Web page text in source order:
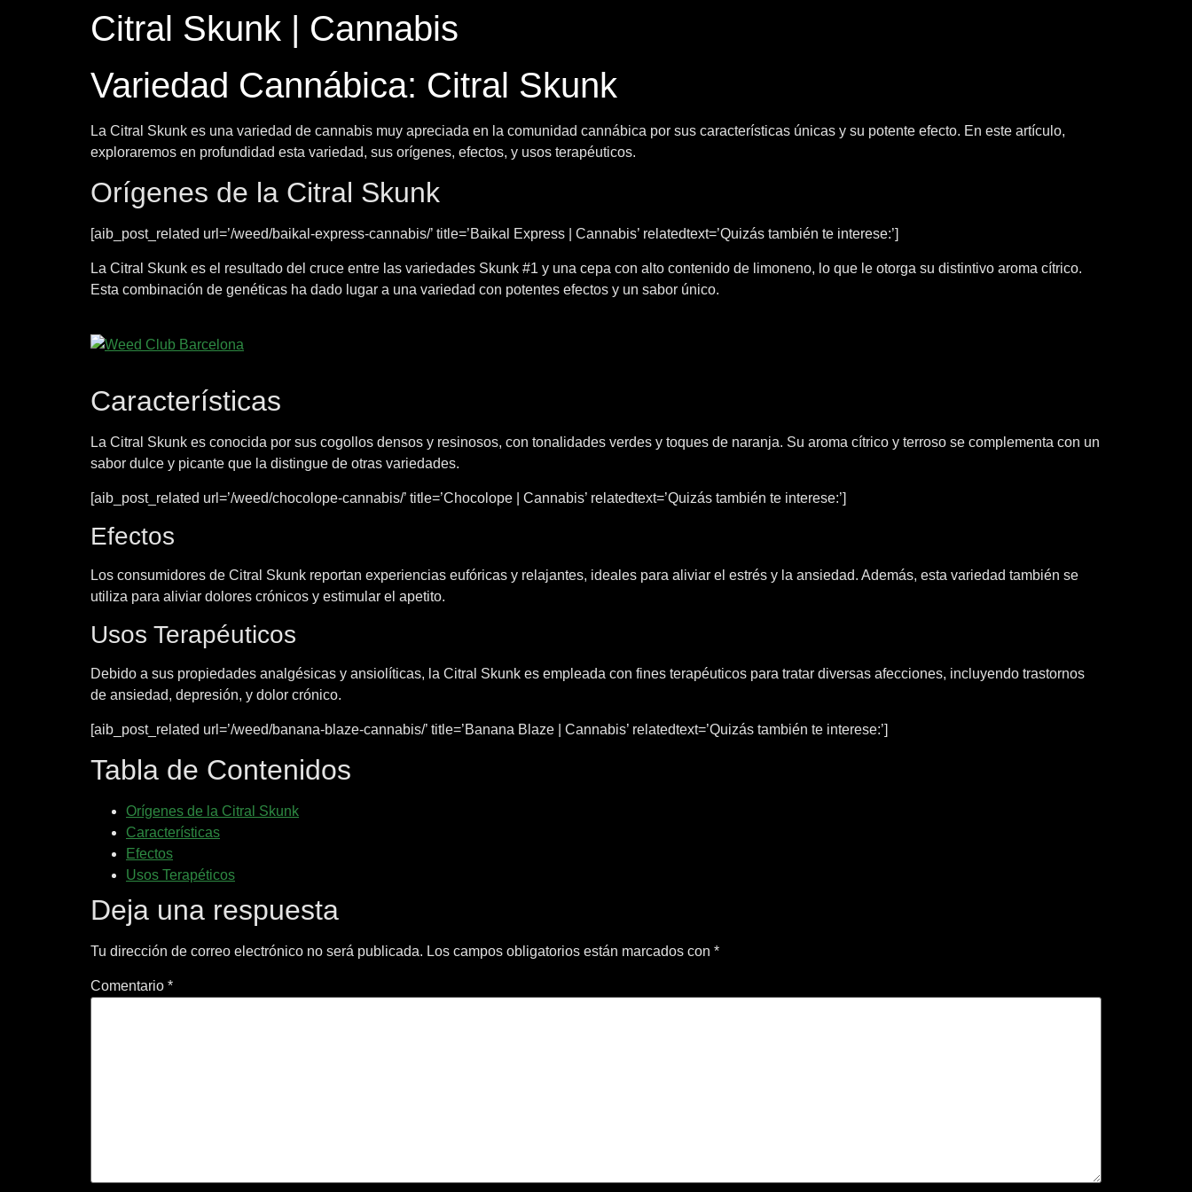
Citral Skunk | Cannabis
Variedad Cannábica: Citral Skunk
La Citral Skunk es una variedad de cannabis muy apreciada en la comunidad cannábica por sus características únicas y su potente efecto. En este artículo,
exploraremos en profundidad esta variedad, sus orígenes, efectos, y usos terapéuticos.
Orígenes de la Citral Skunk
[aib_post_related url=’/weed/baikal-express-cannabis/’ title=’Baikal Express | Cannabis’ relatedtext=’Quizás también te interese:’]
La Citral Skunk es el resultado del cruce entre las variedades Skunk #1 y una cepa con alto contenido de limoneno, lo que le otorga su distintivo aroma cítrico.
Esta combinación de genéticas ha dado lugar a una variedad con potentes efectos y un sabor único.
Características
La Citral Skunk es conocida por sus cogollos densos y resinosos, con tonalidades verdes y toques de naranja. Su aroma cítrico y terroso se complementa con un
sabor dulce y picante que la distingue de otras variedades.
[aib_post_related url=’/weed/chocolope-cannabis/’ title=’Chocolope | Cannabis’ relatedtext=’Quizás también te interese:’]
Efectos
Los consumidores de Citral Skunk reportan experiencias eufóricas y relajantes, ideales para aliviar el estrés y la ansiedad. Además, esta variedad también se
utiliza para aliviar dolores crónicos y estimular el apetito.
Usos Terapéuticos
Debido a sus propiedades analgésicas y ansiolíticas, la Citral Skunk es empleada con fines terapéuticos para tratar diversas afecciones, incluyendo trastornos
de ansiedad, depresión, y dolor crónico.
[aib_post_related url=’/weed/banana-blaze-cannabis/’ title=’Banana Blaze | Cannabis’ relatedtext=’Quizás también te interese:’]
Tabla de Contenidos
Orígenes de la Citral Skunk
Características
Efectos
Usos Terapéticos
Deja una respuesta
Tu dirección de correo electrónico no será publicada. Los campos obligatorios están marcados con *
Comentario *